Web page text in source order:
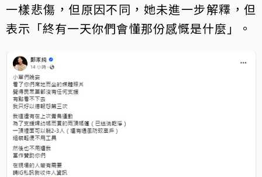
一樣悲傷，但原因不同，她未進一步解釋，但
表示「終有一天你們會懂那份感慨是什麼」。